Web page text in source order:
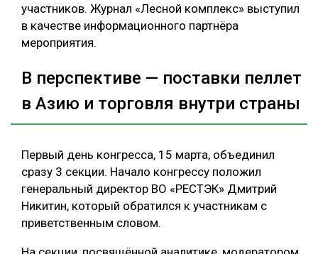
участников. Журнал «Лесной комплекс» выступил
в качестве информационного партнёра
мероприятия.
В перспективе — поставки пеллет
в Азию и торговля внутри страны
Первый день конгресса, 15 марта, объединил
сразу 3 секции. Начало конгрессу положил
генеральный директор ВО «РЕСТЭК» Дмитрий
Никитин, который обратился к участникам с
приветственным словом.